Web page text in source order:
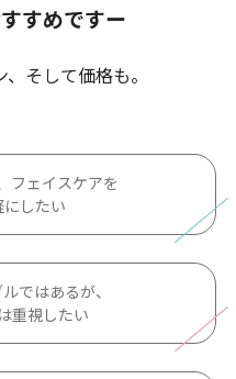
すめですー
そして価格も。
フェイスケアを
したい
ではあるが、
重視したい